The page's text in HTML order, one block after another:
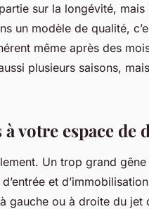
sur la longévité,
un modèle de qualité,
même après des
plusieurs saisons,
votre espace de
Un trop grand
et
gauche ou à droite du jet